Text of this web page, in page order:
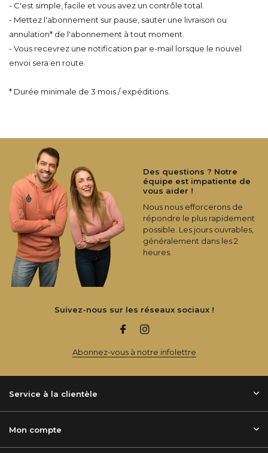
- C'est simple, facile et vous avez un contrôle total.
- Mettez l'abonnement sur pause, sauter une livraison ou
annulation* de l'abonnement à tout moment.
- Vous recevrez une notification par e-mail lorsque le nouvel
envoi sera en route.
* Durée minimale de 3 mois / expéditions.
Des questions ? Notre
équipe est impatiente de
vous aider !
Nous nous efforcerons de
répondre le plus rapidement
possible. Les jours ouvrables,
généralement dans les 2
heures.
Suivez-nous sur les réseaux sociaux !
Abonnez-vous à notre infolettre
Service à la clientèle
Mon compte